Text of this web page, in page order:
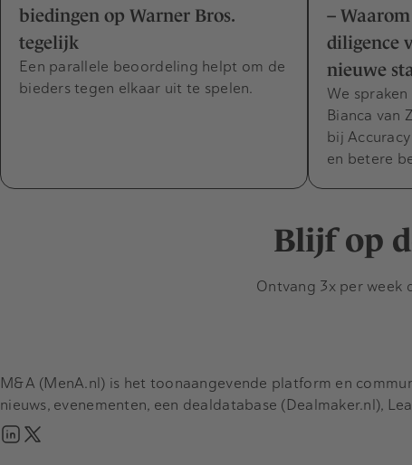
biedingen op Warner Bros.
tegelijk
Een parallele beoordeling helpt om de
bieders tegen elkaar uit te spelen.
–
diligence
nieuwe
We
Bianca van
bij
en betere
Blijf op
Ontvang 3x per week
M&A (MenA.nl) is het toonaangevende platform en
nieuws, evenementen, een dealdatabase (Dealmaker.nl),